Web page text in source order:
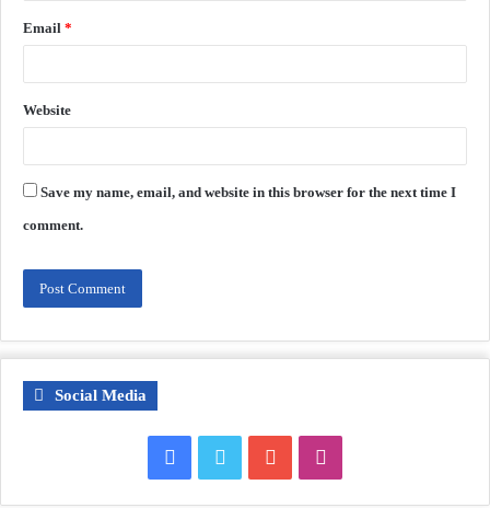
Email *
Website
Save my name, email, and website in this browser for the next time I
comment.
Social Media
FacebookTwitter YouTube